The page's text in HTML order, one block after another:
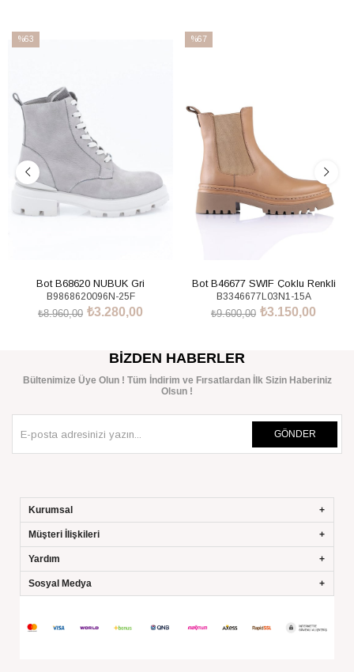
%63
Bot B68620 NUBUK Gri
B9868620096N-25F
₺3.280,00
₺8.960,00
%67
Bot B46677 SWIF Çoklu Renkli
B3346677L03N1-15A
₺3.150,00
₺9.600,00
BIZDEN HABERLER
Bültenimize Üye Olun ! Tüm İndirim ve Fırsatlardan İlk Sizin Haberiniz
Olsun !
GÖNDER
Kurumsal
Müşteri İlişkileri
Yardım
Sosyal Medya